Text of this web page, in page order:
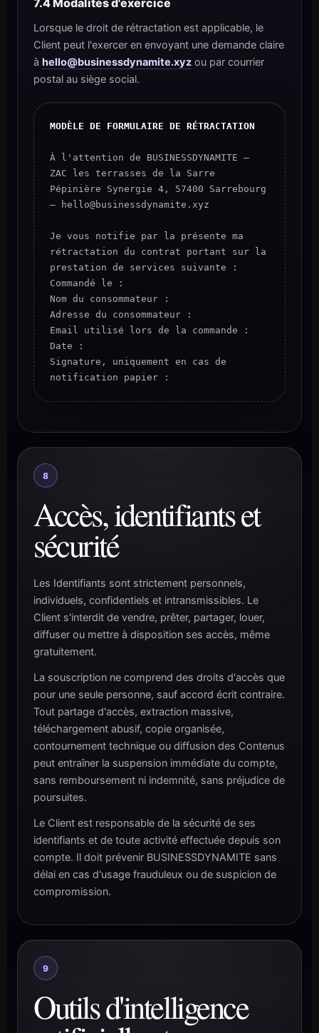
7.4 Modalités d'exercice
Lorsque le droit de rétractation est applicable, le
Client peut l'exercer en envoyant une demande claire
à hello@businessdynamite.xyz ou par courrier
postal au siège social.
MODÈLE DE FORMULAIRE DE RÉTRACTATION
À l'attention de BUSINESSDYNAMITE —
ZAC les terrasses de la Sarre
Pépinière Synergie 4, 57400 Sarrebourg
— hello@businessdynamite.xyz
Je vous notifie par la présente ma
rétractation du contrat portant sur la
prestation de services suivante :
Commandé le :
Nom du consommateur :
Adresse du consommateur :
Email utilisé lors de la commande :
Date :
Signature, uniquement en cas de
notification papier :
8
Accès, identifiants et
sécurité
Les Identifiants sont strictement personnels,
individuels, confidentiels et intransmissibles. Le
Client s'interdit de vendre, prêter, partager, louer,
diffuser ou mettre à disposition ses accès, même
gratuitement.
La souscription ne comprend des droits d'accès que
pour une seule personne, sauf accord écrit contraire.
Tout partage d'accès, extraction massive,
téléchargement abusif, copie organisée,
contournement technique ou diffusion des Contenus
peut entraîner la suspension immédiate du compte,
sans remboursement ni indemnité, sans préjudice de
poursuites.
Le Client est responsable de la sécurité de ses
identifiants et de toute activité effectuée depuis son
compte. Il doit prévenir BUSINESSDYNAMITE sans
délai en cas d'usage frauduleux ou de suspicion de
compromission.
9
Outils d'intelligence